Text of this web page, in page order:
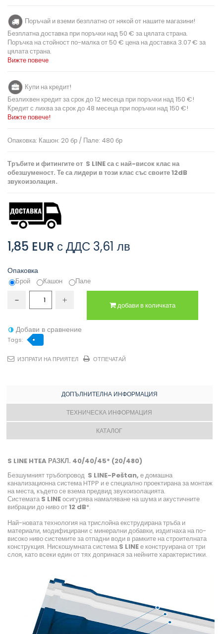
Поръчай и вземи безплатно от някой от нашите магазини!
Безплатна доставка при поръчки над 50 € за цялата страна.
Поръчка на стойност по-малка от 50 € цена на доставка 3.07 € за
цялата страна.
Вижте повече
Купи на кредит!
Безлихвен кредит за срок до 12 месеца при поръчки над 150 €!
Кредит с лихва за срок до 48 месеца при поръчки над 150 €!
Вижте повече!
Опаковка: Кашон: 20 бр / Пале: 480 бр
Тръбите и фитингите от S LINE са с най-висок клас на
обезшуменост. Те са лидери в този клас със своите 12dB
звукоизолация.
1,85 EUR с ДДС 3,61 лв
Опаковка
Брой Кашон Пале
добави в количката
Добави в сравнение
Tags:
ИЗПРАТИ НА ПРИЯТЕЛ ОТПЕЧАТАЙ
ДОПЪЛНИТЕЛНА ИНФОРМАЦИЯ
ТЕХНИЧЕСКА ИНФОРМАЦИЯ
КАТАЛОГ
S LINE HTEA РАЗКЛ. 40/40/45* (20/480)
Безшумният тръбопровод S LINE-Peštan, е домашна
канализационна система HTPP и е специално проектирана за монтаж
на места, където се взема предвид звукоизолацията.
Системата S LINEосигурява намаляване на шума и акустичните
вибрации до ниво от12 dB*.
Най-новата технология на трислойна екструдирана тръба и
материали, модифицирани с минерални добавки, издигнаха на по-
високо ниво системите за отпадни води в рамките на строителната
конструкция. Нискошумната система S LINEе конструирана от три
слоя, като всеки един от тях допринася за нейните характеристики.